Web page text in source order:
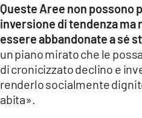
Queste Aree non possono
inversione di tendenza ma
essere abbandonate a sé
un piano mirato che le
di cronicizzato declino e
renderlo socialmente
abita».